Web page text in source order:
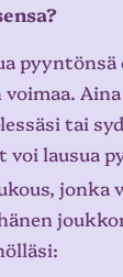
pyyntönsä
voimaa.
tai
voi lausua
jonka